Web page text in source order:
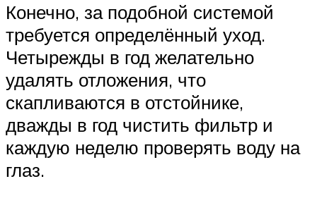
Конечно, за подобной системой
требуется определённый уход.
Четырежды в год желательно
удалять отложения, что
скапливаются в отстойнике,
дважды в год чистить фильтр и
каждую неделю проверять воду на
глаз.